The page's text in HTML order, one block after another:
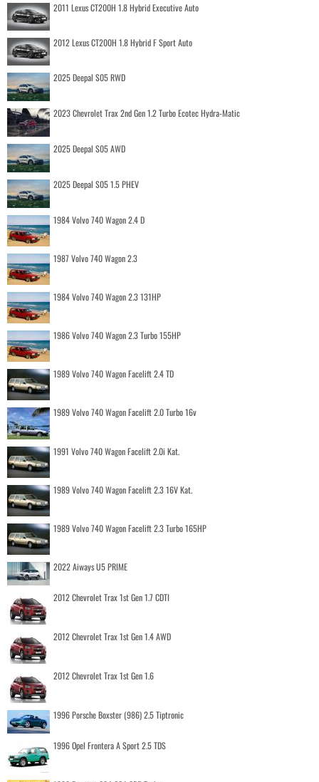
2011 Lexus CT200H 1.8 Hybrid Executive Auto
2012 Lexus CT200H 1.8 Hybrid F Sport Auto
2025 Deepal S05 RWD
2023 Chevrolet Trax 2nd Gen 1.2 Turbo Ecotec Hydra-Matic
2025 Deepal S05 AWD
2025 Deepal S05 1.5 PHEV
1984 Volvo 740 Wagon 2.4 D
1987 Volvo 740 Wagon 2.3
1984 Volvo 740 Wagon 2.3 131HP
1986 Volvo 740 Wagon 2.3 Turbo 155HP
1989 Volvo 740 Wagon Facelift 2.4 TD
1989 Volvo 740 Wagon Facelift 2.0 Turbo 16v
1991 Volvo 740 Wagon Facelift 2.0i Kat.
1989 Volvo 740 Wagon Facelift 2.3 16V Kat.
1989 Volvo 740 Wagon Facelift 2.3 Turbo 165HP
2022 Aiways U5 PRIME
2012 Chevrolet Trax 1st Gen 1.7 CDTI
2012 Chevrolet Trax 1st Gen 1.4 AWD
2012 Chevrolet Trax 1st Gen 1.6
1996 Porsche Boxster (986) 2.5 Tiptronic
1996 Opel Frontera A Sport 2.5 TDS